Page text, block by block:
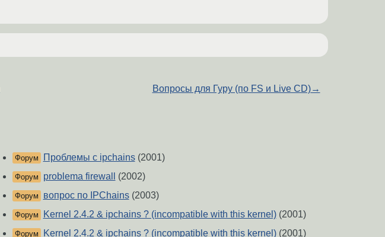
Вопросы для Гуру (по FS и Live CD)→
Форум Проблемы с ipchains(2001)
Форум problema firewall (2002)
Форум вопрос по IPChains(2003)
Форум Kernel 2.4.2 & ipchains ? (incompatible with this kernel)(2001)
Форум Kernel 2.4.2 & ipchains ? (incompatible with this kernel)(2001)